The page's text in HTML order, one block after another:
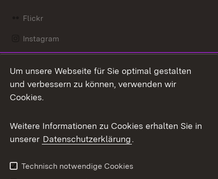
Flickr
Instagram
Mastodon
Messenger
Social Wall
X / Twitter
Youtube
Um unsere Webseite für Sie optimal gestalten
und verbessern zu können, verwenden wir
Cookies.
Weitere Informationen zu Cookies erhalten Sie in
unserer Datenschutzerklärung.
Technisch notwendige Cookies